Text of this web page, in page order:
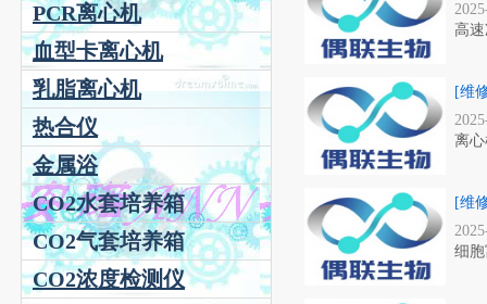
PCR离心机
血型卡离心机
乳脂离心机
热合仪
金属浴
CO2水套培养箱
CO2气套培养箱
CO2浓度检测仪
高
[维
离
[维
细